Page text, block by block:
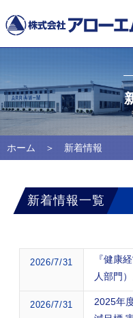
ホーム ＞ 新着情報
新着情報一覧
2026/7/31
『健康
人部門
2026/7/31
2025年